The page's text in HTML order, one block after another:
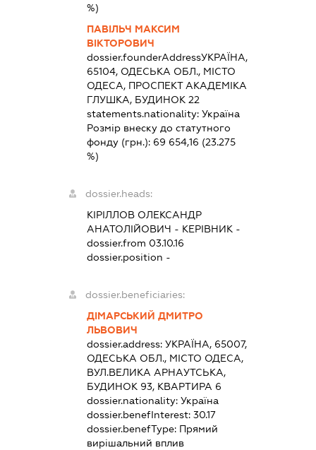
%)
ПАВІЛЬЧ МАКСИМ
ВІКТОРОВИЧ
dossier.founderAddressУКРАЇНА,
65104, ОДЕСЬКА ОБЛ., МІСТО
ОДЕСА, ПРОСПЕКТ АКАДЕМІКА
ГЛУШКА, БУДИНОК 22
statements.nationality: Україна
Розмір внеску до статутного
фонду (грн.): 69 654,16 (23.275
%)
dossier.heads:
КІРІЛЛОВ ОЛЕКСАНДР
АНАТОЛІЙОВИЧ - КЕРІВНИК -
dossier.from 03.10.16
dossier.position -
dossier.beneficiaries:
ДІМАРСЬКИЙ ДМИТРО
ЛЬВОВИЧ
dossier.address: УКРАЇНА, 65007,
ОДЕСЬКА ОБЛ., МІСТО ОДЕСА,
ВУЛ.ВЕЛИКА АРНАУТСЬКА,
БУДИНОК 93, КВАРТИРА 6
dossier.nationality: Україна
dossier.benefInterest: 30.17
dossier.benefType: Прямий
вирішальний вплив